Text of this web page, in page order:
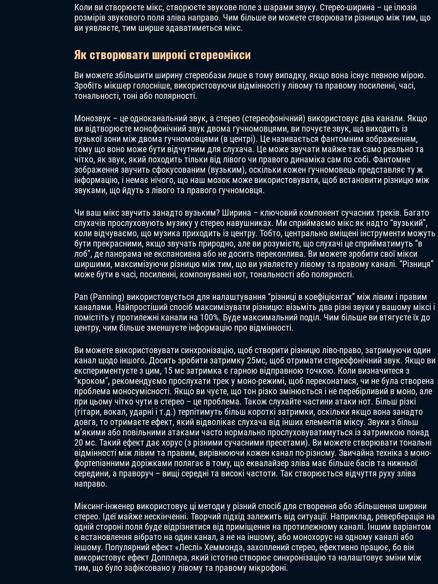
Коли ви створюєте мікс, створюєте звукове поле з шарами звуку. Стерео-ширина – це ілюзія
розмірів звукового поля зліва направо. Чим більше ви можете створювати різницю між тим, що
ви уявляєте, тим ширше здаватиметься мікс.
Як створювати широкі стереомікси
Ви можете збільшити ширину стереобази лише в тому випадку, якщо вона існує певною мірою.
Зробіть мікшер голосніше, використовуючи відмінності у лівому та правому посиленні, часі,
тональності, тоні або полярності.
Монозвук – це одноканальний звук, а стерео (стереофонічний) використовує два канали. Якщо
ви відтворюєте монофонічний звук двома гучномовцями, ви почуєте звук, що виходить із
вузької зони між двома гучномовцями (в центрі). Це називається фантомним зображенням,
тому що воно може бути відчутним для слухача. Це може звучати майже так само реально та
чітко, як звук, який походить тільки від лівого чи правого динаміка сам по собі. Фантомне
зображення звучить сфокусованим (вузьким), оскільки кожен гучномовець представляє ту ж
інформацію, і немає нічого, що наш мозок може використовувати, щоб встановити різницю між
звуками, що йдуть з лівого та правого гучномовця.
Чи ваш мікс звучить занадто вузьким? Ширина – ключовий компонент сучасних треків. Багато
слухачів прослуховують музику у стерео навушниках. Ми сприймаємо мікс як надто “вузький”,
коли відчуваємо, що музика приходить із центру. Тобто, центрально вміщені інструменти можуть
бути прекрасними, якщо звучать природно, але ви розумієте, що слухачі це сприйматимуть “в
лоб”, де панорама не експансивна або не досить переконлива. Ви можете зробити свої мікси
ширшими, максимізуючи різницю між тим, що ви уявляєте у лівому та правому каналі. “Різниця”
може бути в часі, посиленні, компонуванні нот, тональності або полярності.
Pan (Panning) використовується для налаштування “різниці в коефіцієнтах” між лівим і правим
каналами. Найпростіший спосіб максимізувати різницю: візьміть два різні звуки у вашому міксі і
помістіть у протилежні канали на 100%. Буде максимальний поділ. Чим більше ви втягуєте їх до
центру, чим більше зменшуєте інформацію про відмінності.
Ви можете використовувати синхронізацію, щоб створити різницю ліво-право, затримуючи один
канал щодо іншого. Досить зробити затримку 25мс, щоб отримати стереофонічний звук. Якщо ви
експериментуєте з цим, 15 мс затримка є гарною відправною точкою. Коли визначитеся з
“кроком”, рекомендуємо прослухати трек у моно-режимі, щоб переконатися, чи не була створена
проблема моносумісності. Якщо ви чуєте, що тон різко змінюється і не перебірливий в моно, але
при цьому чітко чути в стерео – це проблема. Також слухайте частини атаки нот. Більш різкі
(гітари, вокал, ударні і т.д.) терпітимуть більш короткі затримки, оскільки якщо вона занадто
довга, то отримаєте ефект, який відволікає слухача від інших елементів міксу. Звуки з більш
м’якими або повільними атаками часто нормально прослуховуватимуться із затримкою понад
20 мс. Такий ефект дає хорус (з різними сучасними пресетами). Ви можете створювати тональні
відмінності між лівим та правим, вирівнюючи кожен канал по-різному. Звичайна техніка з моно-
фортепіанними доріжками полягає в тому, що еквалайзер зліва має більше басів та нижньої
середини, а праворуч – вищі середні та високі частоти. Так створюється відчуття руху зліва
направо.
Міксинг-інженер використовує ці методи у різний спосіб для створення або збільшення ширини
стерео. Ідеї ​​майже нескінченні. Творчий підхід залежить від ситуації. Наприклад, реверберація на
одній стороні поля буде відрізнятися від приміщення на протилежному каналі. Іншим варіантом
є встановлення вібрато на один канал, а не на іншому, або монохорус на одному каналі або
іншому. Популярний ефект «Леслі» Хеммонда, захоплений стерео, ефективно працює, бо він
використовує ефект Допплера, який істотно створює синхронізацію та налаштовує зміни між
тим, що було зафіксовано у лівому та правому мікрофоні.